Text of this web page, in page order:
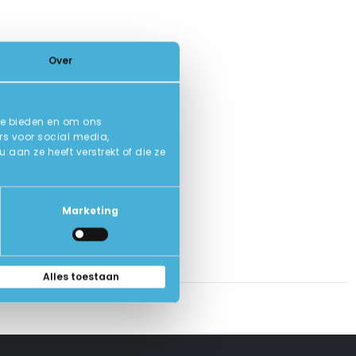
Over
bieden en om ons
voor social media,
aan ze heeft verstrekt of die ze
Marketing
Alles toestaan